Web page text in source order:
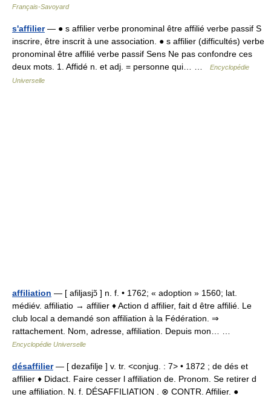
Français-Savoyard
s'affilier— ● s affilier verbe pronominal être affilié verbe passif S
inscrire, être inscrit à une association. ● s affilier (difficultés) verbe
pronominal être affilié verbe passif Sens Ne pas confondre ces
deux mots. 1. Affidé n. et adj. = personne qui… …
Encyclopédie
Universelle
affiliation — [ afiljasjɔ̃ ] n. f. • 1762; « adoption » 1560; lat.
médiév. affiliatio → affilier ♦ Action d affilier, fait d être affilié. Le
club local a demandé son affiliation à la Fédération. ⇒
rattachement. Nom, adresse, affiliation. Depuis mon… …
Encyclopédie Universelle
désaffilier— [ dezafilje ] v. tr. <conjug. : 7> • 1872 ; de dés et
affilier ♦ Didact. Faire cesser l affiliation de. Pronom. Se retirer d
une affiliation. N. f. DÉSAFFILIATION . ⊗ CONTR. Affilier. ●